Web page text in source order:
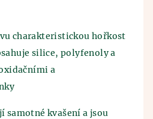
charakteristickou hořkost
silice, polyfenoly a
a
samotné kvašení a jsou